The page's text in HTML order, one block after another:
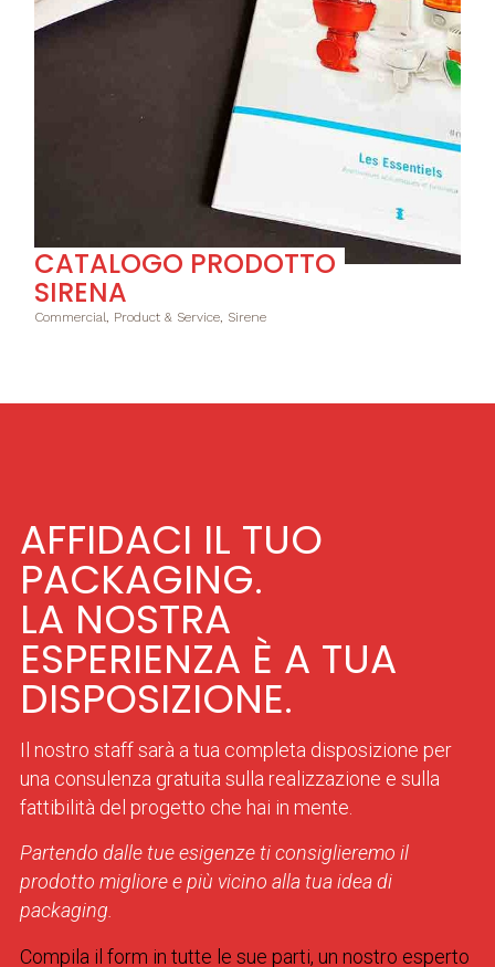
CATALOGO PRODOTTO
SIRENA
Commercial, Product & Service, Sirene
AFFIDACI IL TUO
PACKAGING.
LA NOSTRA
ESPERIENZA È A TUA
DISPOSIZIONE.
Il nostro staff sarà a tua completa disposizione per
una consulenza gratuita sulla realizzazione e sulla
fattibilità del progetto che hai in mente.
Partendo dalle tue esigenze ti consiglieremo il
prodotto migliore e più vicino alla tua idea di
packaging.
Compila il form in tutte le sue parti, un nostro esperto